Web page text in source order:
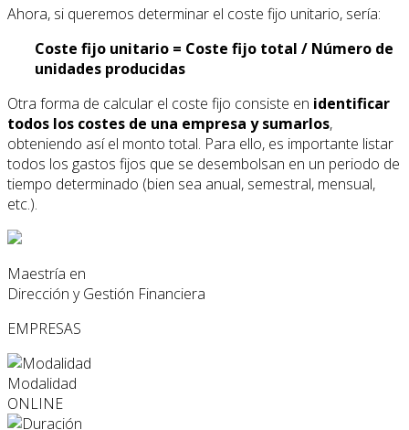
Ahora, si queremos determinar el coste fijo unitario, sería:
Coste fijo unitario = Coste fijo total / Número de
unidades producidas
Otra forma de calcular el coste fijo consiste en identificar
todos los costes de una empresa y sumarlos,
obteniendo así el monto total. Para ello, es importante listar
todos los gastos fijos que se desembolsan en un periodo de
tiempo determinado (bien sea anual, semestral, mensual,
etc.).
Maestría en
Dirección y Gestión Financiera
EMPRESAS
Modalidad
ONLINE